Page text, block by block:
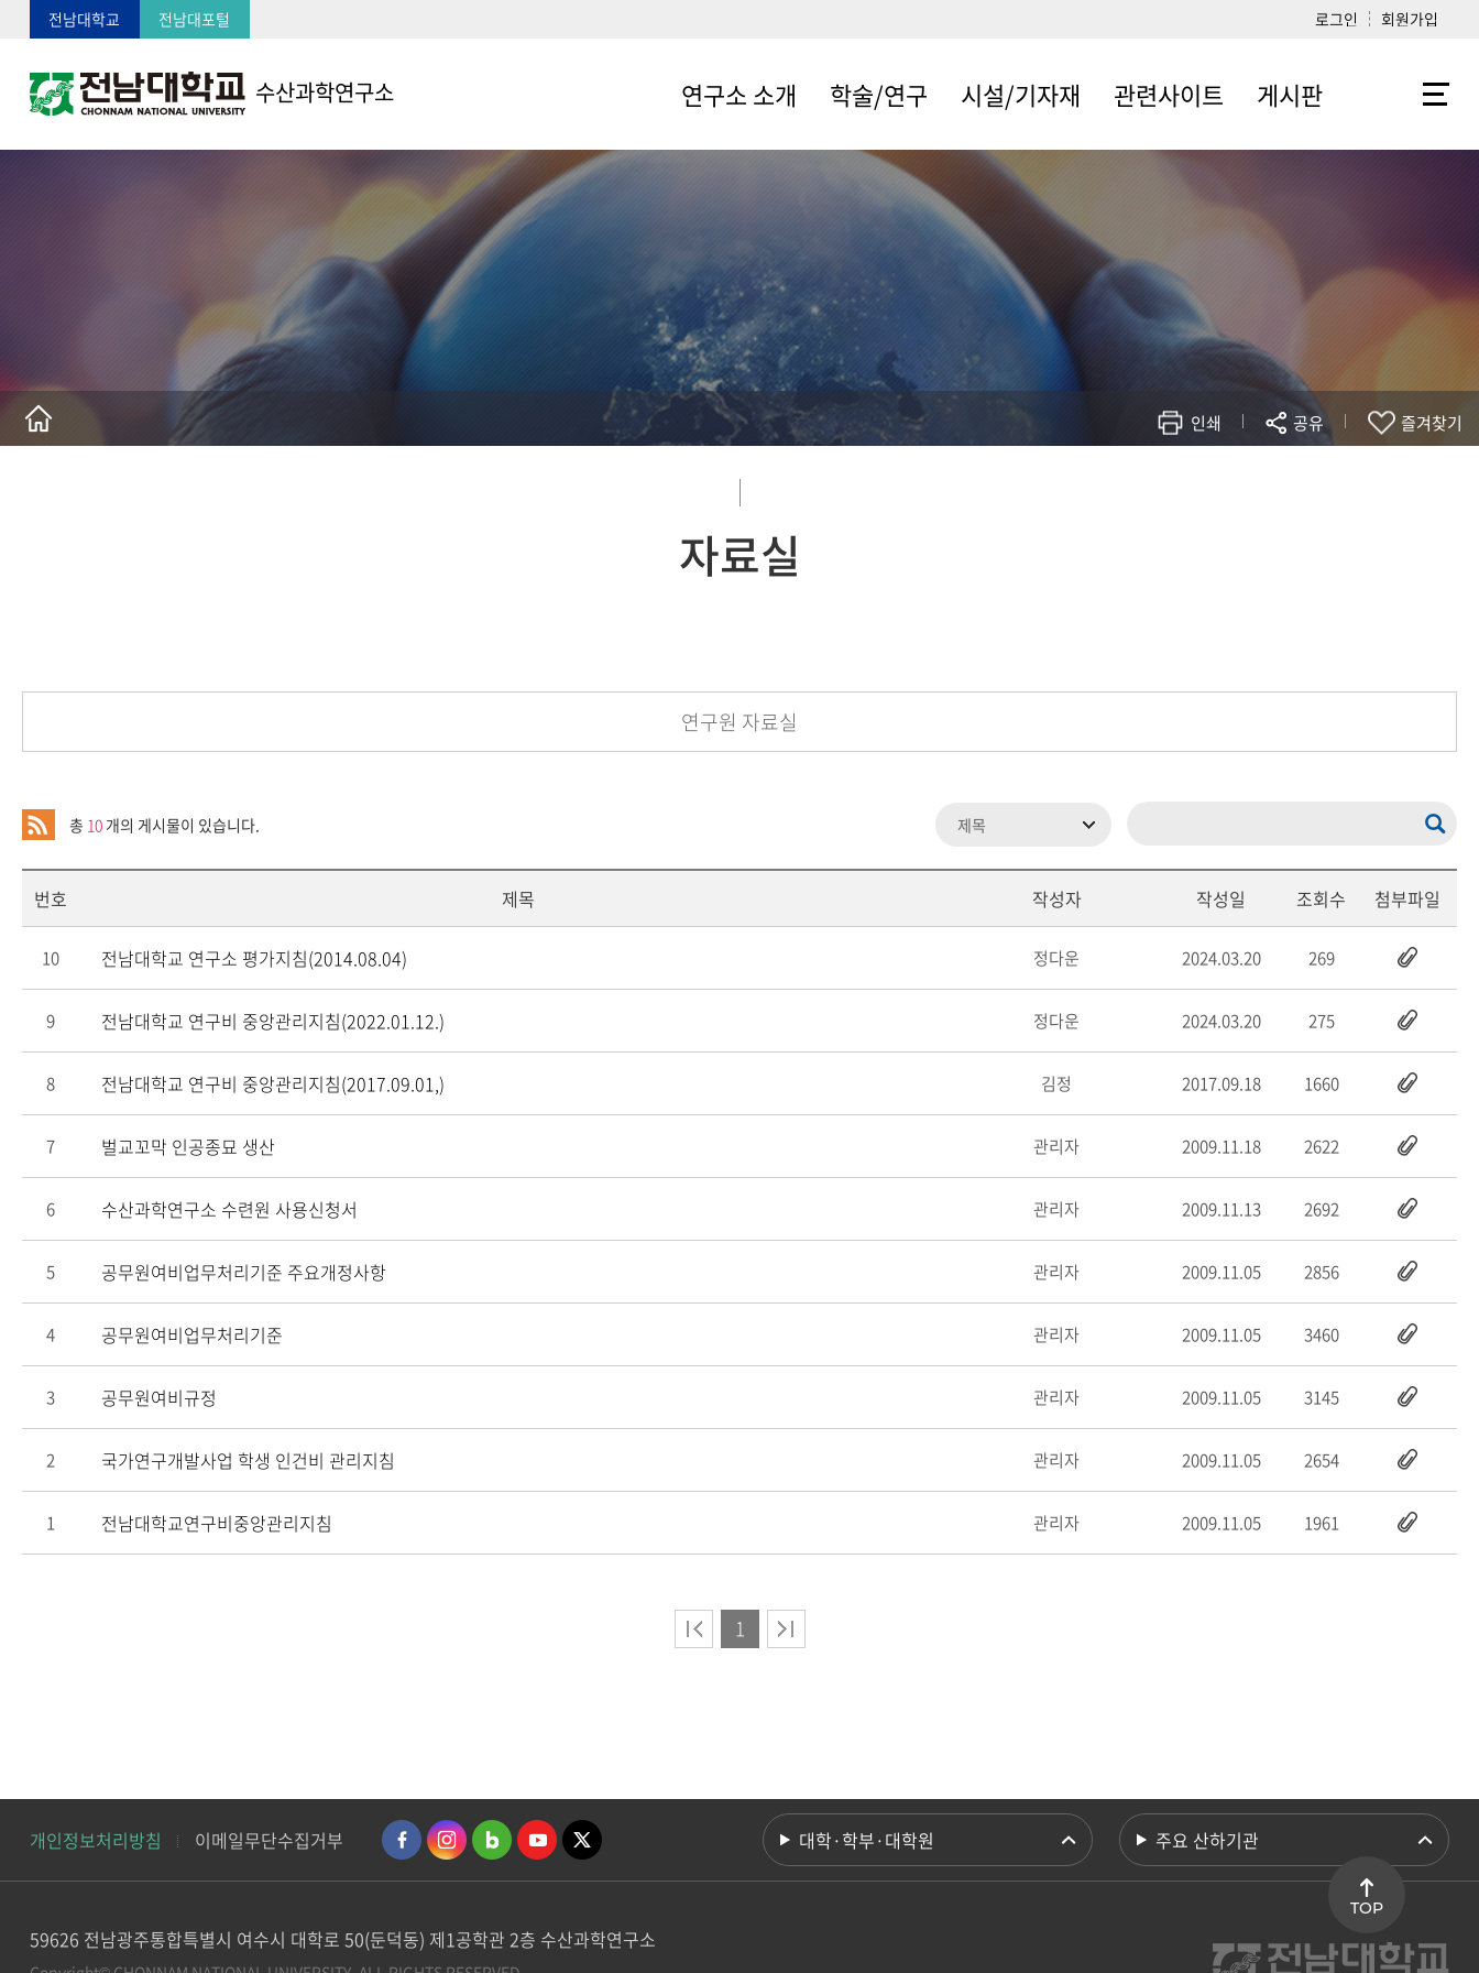
전남대학교 전남대포털 로그인 회원가입
수산과학연구소 연구소 소개
주요사업
규정/지침
오시는길
학술/연구
연구소논문집
연구조사
어업전문경영자교
연구활동
어패류자원조성
연구성과
시설/기자재
교육/연구/실험
시설
연구기자재
관련사이트 게시판
Q&A
자료실
인쇄 공유 즐겨찾기
자료실
연구원 자료실
총 10 개의 게시물이 있습니다.
번호 제목 작성자 작성일 조회수 첨부파일
10 전남대학교 연구소 평가지침(2014.08.04) 정다운 2024.03.20 269
9 전남대학교 연구비 중앙관리지침(2022.01.12.) 정다운 2024.03.20 275
8 전남대학교 연구비 중앙관리지침(2017.09.01,) 김정 2017.09.18 1660
7 벌교꼬막 인공종묘 생산 관리자 2009.11.18 2622
6 수산과학연구소 수련원 사용신청서 관리자 2009.11.13 2692
5 공무원여비업무처리기준 주요개정사항 관리자 2009.11.05 2856
4 공무원여비업무처리기준 관리자 2009.11.05 3460
3 공무원여비규정 관리자 2009.11.05 3145
2 국가연구개발사업 학생 인건비 관리지침 관리자 2009.11.05 2654
1 전남대학교연구비중앙관리지침 관리자 2009.11.05 1961
1
개인정보처리방침 이메일무단수집거부 대학·학부·대학원 주요 산하기관
59626 전남광주통합특별시 여수시 대학로 50(둔덕동) 제1공학관 2층 수산과학연구소
TOP